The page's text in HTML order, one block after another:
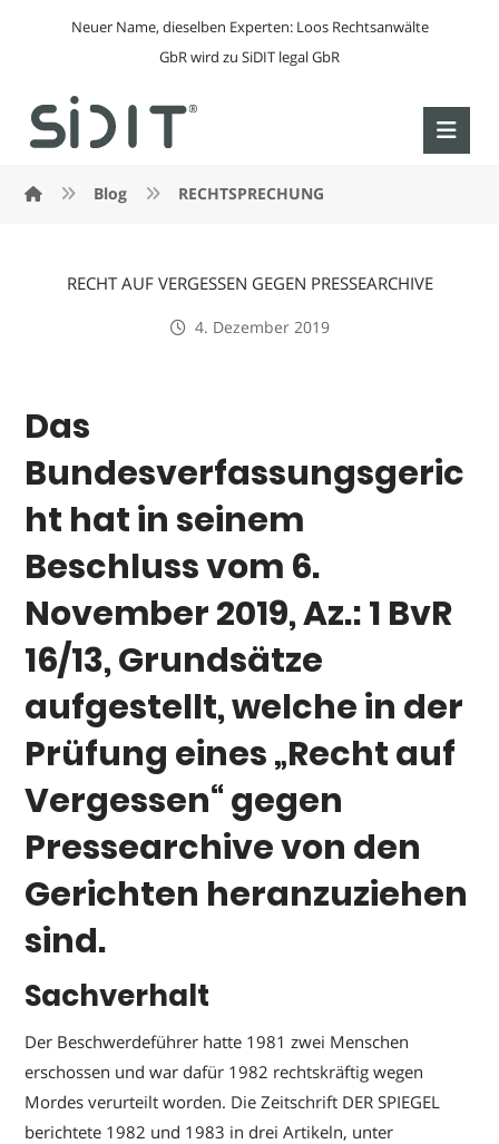
Neuer Name, dieselben Experten: Loos Rechtsanwälte
GbR wird zu SiDIT legal GbR
Blog RECHTSPRECHUNG
RECHT AUF VERGESSEN GEGEN PRESSEARCHIVE
4. Dezember 2019
Das
Bundesverfassungsgeric
ht hat in seinem
Beschluss vom 6.
November 2019, Az.: 1 BvR
16/13, Grundsätze
aufgestellt, welche in der
Prüfung eines „Recht auf
Vergessen“ gegen
Pressearchive von den
Gerichten heranzuziehen
sind.
Sachverhalt
Der Beschwerdeführer hatte 1981 zwei Menschen
erschossen und war dafür 1982 rechtskräftig wegen
Mordes verurteilt worden. Die Zeitschrift DER SPIEGEL
berichtete 1982 und 1983 in drei Artikeln, unter